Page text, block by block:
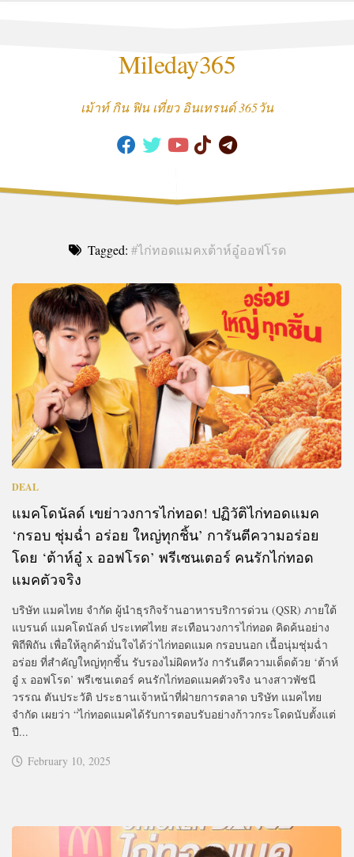
Mileday365
เม้าท์ กิน ฟิน เที่ยว อินเทรนด์ 365วัน
Tagged: #ไก่ทอดแมคxต้าห์อู๋ออฟโรด
DEAL
แมคโดนัลด์ เขย่าวงการไก่ทอด! ปฏิวัติไก่ทอดแมค
‘กรอบ ชุ่มฉ่ำ อร่อย ใหญ่ทุกชิ้น’ การันตีความอร่อย
โดย ‘ต้าห์อู๋ x ออฟโรด’ พรีเซนเตอร์ คนรักไก่ทอด
แมคตัวจริง
บริษัท แมคไทย จำกัด ผู้นำธุรกิจร้านอาหารบริการด่วน (QSR) ภายใต้
แบรนด์ แมคโดนัลด์ ประเทศไทย สะเทือนวงการไก่ทอด คิดค้นอย่าง
พิถีพิถัน เพื่อให้ลูกค้ามั่นใจได้ว่าไก่ทอดแมค กรอบนอก เนื้อนุ่มชุ่มฉ่ำ
อร่อย ที่สำคัญใหญ่ทุกชิ้น รับรองไม่ผิดหวัง การันตีความเด็ดด้วย ‘ต้าห์
อู๋ x ออฟโรด’ พรีเซนเตอร์ คนรักไก่ทอดแมคตัวจริง นางสาวพัชนี
วรรณ ตันประวัติ ประธานเจ้าหน้าที่ฝ่ายการตลาด บริษัท แมคไทย
จำกัด เผยว่า “ไก่ทอดแมคได้รับการตอบรับอย่างก้าวกระโดดนับตั้งแต่
ปี...
February 10, 2025